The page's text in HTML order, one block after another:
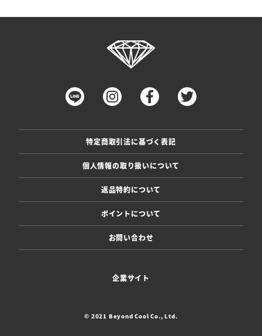
特定商取引法に基づく表記
個人情報の取り扱いについて
返品特約について
ポイントについて
お問い合わせ
企業サイト
© 2021 Beyond Cool Co., Ltd.